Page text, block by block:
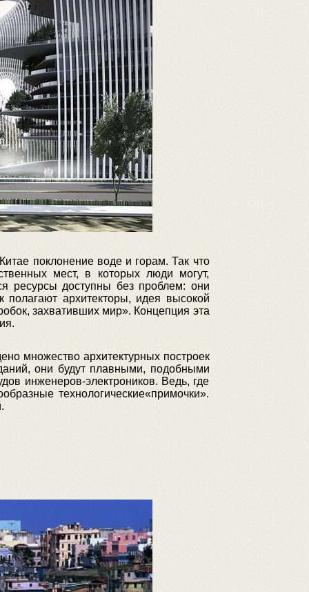
поклонение воде и горам. Так что
мест, в которых люди могут,
ресурсы доступны без проблем: они
архитекторы, идея высокой
захвативших мир». Концепция эта
множество архитектурных построек
они будут плавными, подобными
инженеров-электроников. Ведь, где
технологические«примочки».